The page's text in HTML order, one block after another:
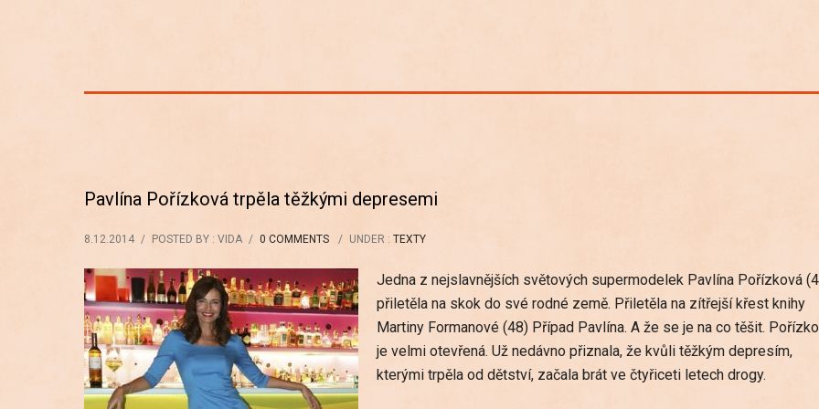
Pavlína Pořízková trpěla těžkými depresemi
8.12.2014 / POSTED BY : VIDA / 0 COMMENTS / UNDER : TEXTY
Jedna z nejslavnějších světových supermodelek Pavlína Pořízková
přiletěla na skok do své rodné země. Přiletěla na zítřejší křest knihy
Martiny Formanové (48) Případ Pavlína. A že se je na co těšit.
je velmi otevřená. Už nedávno přiznala, že kvůli těžkým depresím,
kterými trpěla od dětství, začala brát ve čtyřiceti letech drogy.